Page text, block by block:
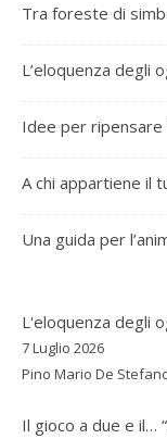
Tra foreste di
L’eloquenza degli
Idee per ripensare
A chi appartiene il
Una guida per
L'eloquenza degli
7 Luglio 2026
Pino Mario De
Il gioco a due e il…